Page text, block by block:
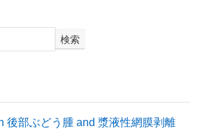
検索
後部ぶどう腫 and 漿液性網膜剥離